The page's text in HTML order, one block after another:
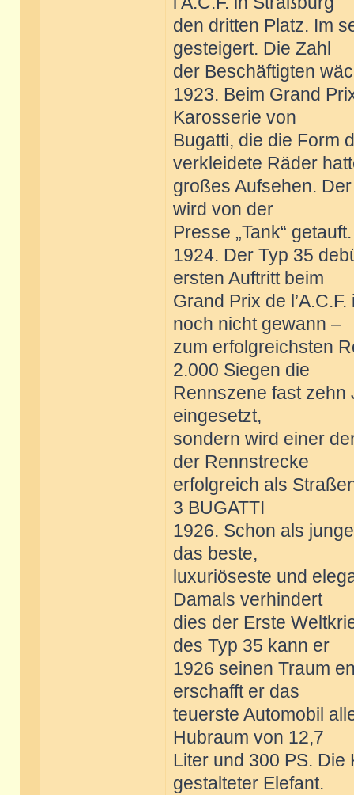
den dritten Platz. Im
gesteigert. Die Zahl
der Beschäftigten
1923. Beim Grand
Karosserie von
Bugatti, die die Form
verkleidete Räder
großes Aufsehen.
wird von der
Presse „Tank“ getauft.
1924. Der Typ 35
ersten Auftritt beim
Grand Prix de
noch nicht gewann –
zum erfolgreichsten
2.000 Siegen die
Rennszene fast
eingesetzt,
sondern wird einer
der Rennstrecke
erfolgreich als
3 BUGATTI
1926. Schon als
das beste,
luxuriöseste und
Damals verhindert
dies der Erste
des Typ 35 kann er
1926 seinen Traum
erschafft er das
teuerste Automobil
Hubraum von 12,7
Liter und 300 PS.
gestalteter Elefant.